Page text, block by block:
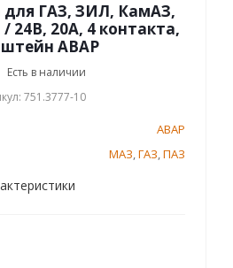
для ГАЗ, ЗИЛ, КамАЗ,
24В, 20А, 4 контакта,
АВАР
Есть в наличии
751.3777-10
АВАР
МАЗ,ГАЗ,ПАЗ